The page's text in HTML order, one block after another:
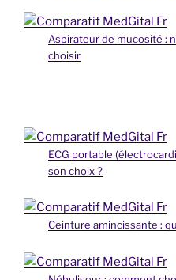
Aspirateur de mucosité :
choisir
ECG portable
son choix ?
Ceinture amincissante :